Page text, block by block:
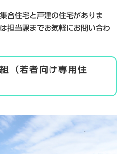
合住宅と戸建の住宅がありま
担当課までお気軽にお問い合わ
（若者向け専用住